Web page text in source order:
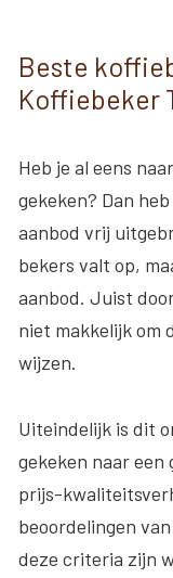
Beste
Koffiebeker
Heb je al eens
gekeken? Dan
aanbod vrij
bekers valt op,
aanbod. Juist
niet makkelijk om
wijzen.
Uiteindelijk is dit
gekeken naar een
prijs-
beoordelingen
deze criteria zijn